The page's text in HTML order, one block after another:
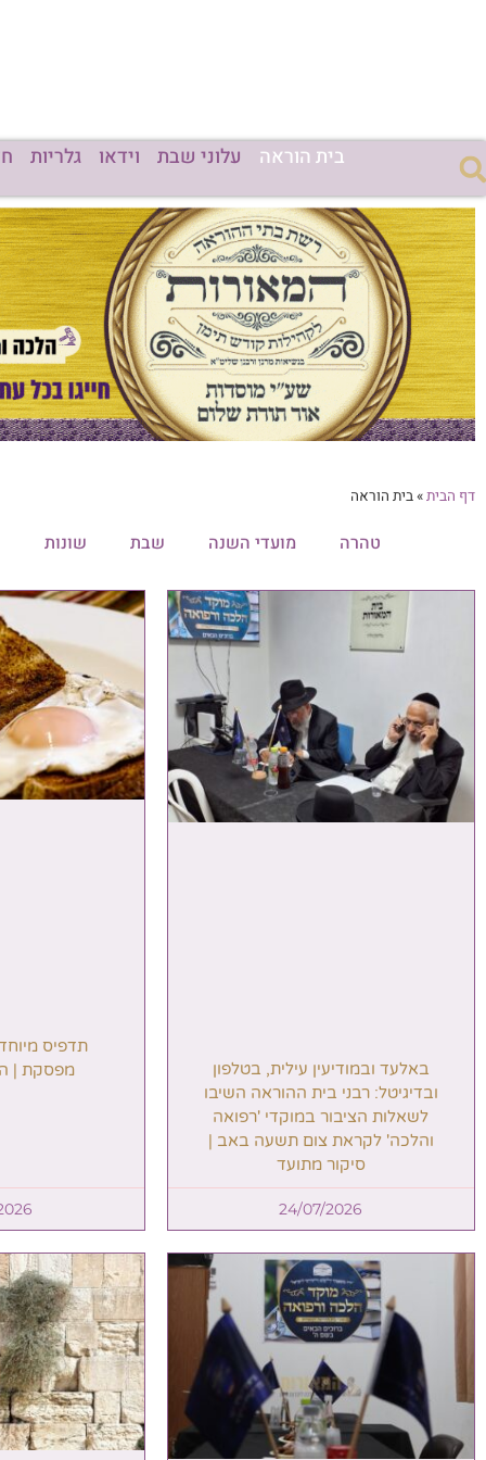
בית הוראה עלוני שבת וידאו גלריות
דף הבית»בית הוראה
טהרה מועדי השנה שבת שונות
באלעד ובמודיעין עילית, בטלפון
ובדיגיטל: רבני בית ההוראה השיבו
לשאלות הציבור במוקדי 'רפואה
והלכה' לקראת צום תשעה באב |
סיקור מתועד
24/07/2026
תדפיס
מפסקת |